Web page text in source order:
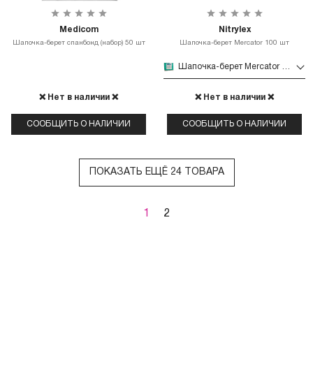
Medicom
Шапочка-берет спанбонд (набор) 50 шт
❌ Нет в наличии ❌
СООБЩИТЬ О НАЛИЧИИ
Nitrylex
Шапочка-берет Mercator 100 шт
Шапочка-берет Mercator 100 шт
❌ Нет в наличии ❌
СООБЩИТЬ О НАЛИЧИИ
ПОКАЗАТЬ ЕЩЁ 24 ТОВАРА
1 2